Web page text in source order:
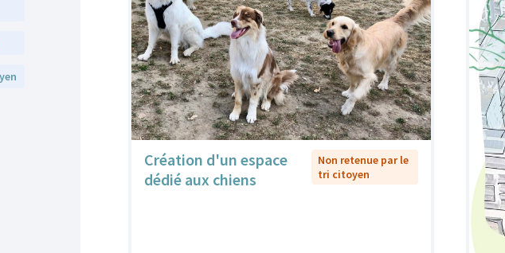
Création d'un espace
dédié aux chiens
Non retenue par le
tri citoyen